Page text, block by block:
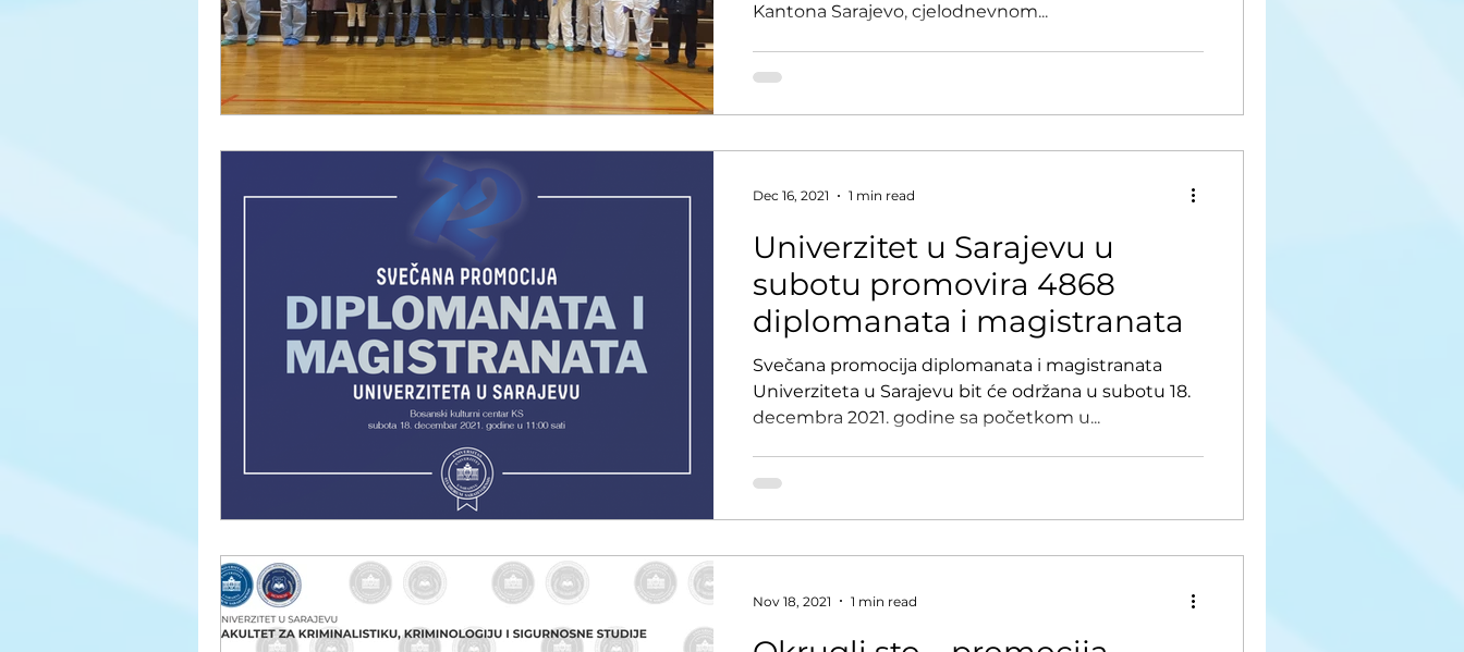
Kantona Sarajevo, cjelodnevnom...
Univerzitet u Sarajevu u
subotu promovira 4868
diplomanata i magistranata
Svečana promocija diplomanata i magistranata
Univerziteta u Sarajevu bit će održana u subotu 18.
decembra 2021. godine sa početkom u...
Dec 16, 2021 1 min read
Nov 18, 2021 1 min read